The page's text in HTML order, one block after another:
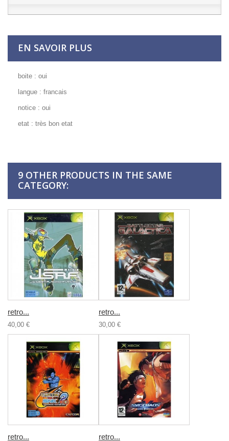
EN SAVOIR PLUS
boite : oui
langue : francais
notice : oui
etat : très bon etat
9 OTHER PRODUCTS IN THE SAME
CATEGORY:
retro...
40,00 €
retro...
30,00 €
retro... retro...